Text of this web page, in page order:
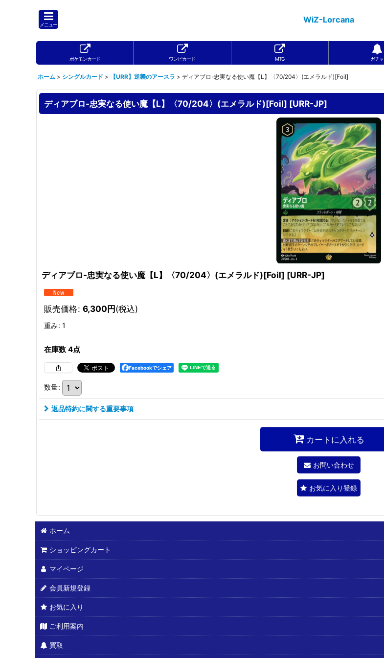
メニュー
WiZ-Lorcana
ポケモンカード ワンピカード MTG ガチャ
ホーム > シングルカード > 【URR】逆襲のアースラ > ディアブロ-忠実なる使い魔【L】〈70/204〉(エメラルド)[Foil]
ディアブロ-忠実なる使い魔【L】〈70/204〉(エメラルド)[Foil] [URR-JP]
ディアブロ-忠実なる使い魔【L】〈70/204〉(エメラルド)[Foil] [URR-JP]
販売価格: 6,300円(税込)
重み: 1
在庫数 4点
Facebookでシェア
数量:
返品特約に関する重要事項
カートに入れる
お問い合わせ
お気に入り登録
ホーム
ショッピングカート
マイページ
会員新規登録
お気に入り
ご利用案内
買取